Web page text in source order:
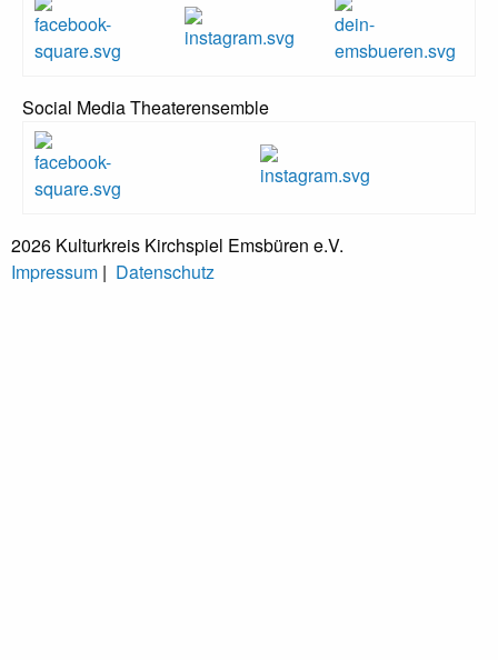
Social Media Theaterensemble
2026 Kulturkreis Kirchspiel Emsbüren e.V.
Impressum | Datenschutz